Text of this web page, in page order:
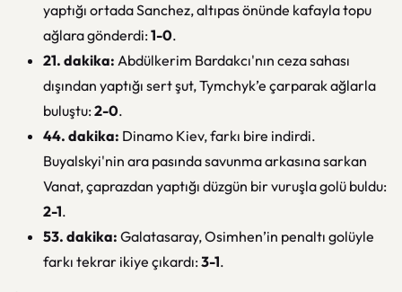
yaptığı ortada Sanchez, altıpas önünde kafayla topu
ağlara gönderdi:1-0.
21. dakika: Abdülkerim Bardakcı'nın ceza sahası
dışından yaptığı sert şut, Tymchyk’e çarparak ağlarla
buluştu:2-0.
44. dakika: Dinamo Kiev, farkı bire indirdi.
Buyalskyi'nin ara pasında savunma arkasına sarkan
Vanat, çaprazdan yaptığı düzgün bir vuruşla golü buldu:
2-1.
53. dakika: Galatasaray, Osimhen’in penaltı golüyle
farkı tekrar ikiye çıkardı:3-1.